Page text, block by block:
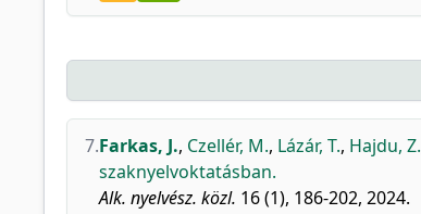
7.Farkas, J., Czellér, M., Lázár, T., Hajdu, Z.
szaknyelvoktatásban.
Alk. nyelvész. közl. 16 (1), 186-202, 2024.